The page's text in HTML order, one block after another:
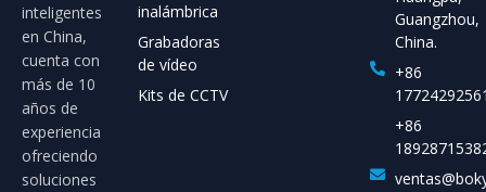
inteligentes
en China,
cuenta con
más de 10
años de
experiencia
ofreciendo
soluciones
inalámbrica
Grabadoras
de vídeo
Kits de CCTV
Guangzhou,
China.
+86
+86